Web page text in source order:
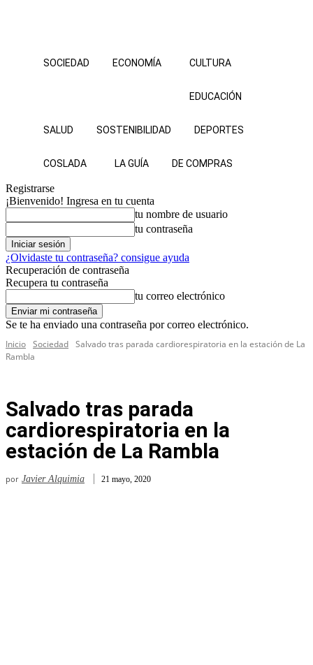
SOCIEDAD ECONOMÍA CULTURA
EDUCACIÓN
SALUD SOSTENIBILIDAD DEPORTES
COSLADA LA GUÍA DE COMPRAS
Registrarse
¡Bienvenido! Ingresa en tu cuenta
tu nombre de usuario
tu contraseña
¿Olvidaste tu contraseña? consigue ayuda
Recuperación de contraseña
Recupera tu contraseña
tu correo electrónico
Se te ha enviado una contraseña por correo electrónico.
Inicio Sociedad Salvado tras parada cardiorespiratoria en la estación de La
Rambla
Salvado tras parada
cardiorespiratoria en la
estación de La Rambla
por Javier Alquimia 21 mayo, 2020